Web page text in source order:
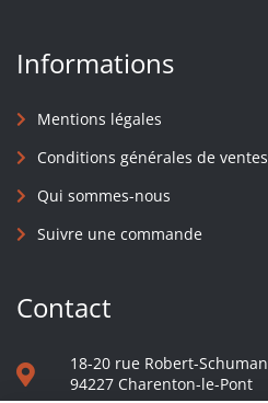
Informations
Mentions légales
Conditions générales de ventes
Qui sommes-nous
Suivre une commande
Contact
18-20 rue Robert-Schuman
94227 Charenton-le-Pont